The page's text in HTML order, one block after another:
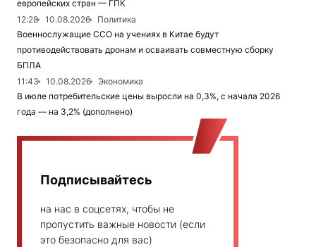
европейских стран — ГПК
12:28
10.08.2026
Политика
Военнослужащие ССО на учениях в Китае будут
противодействовать дронам и осваивать совместную сборку
БПЛА
11:43
10.08.2026
Экономика
В июле потребительские цены выросли на 0,3%, с начала 2026
года — на 3,2% (дополнено)
Подписывайтесь
на нас в соцсетях, чтобы не
пропустить важные новости (если
это безопасно для вас)